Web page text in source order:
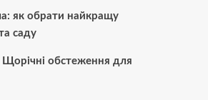
як обрати найкращу
саду
Щорічні обстеження для